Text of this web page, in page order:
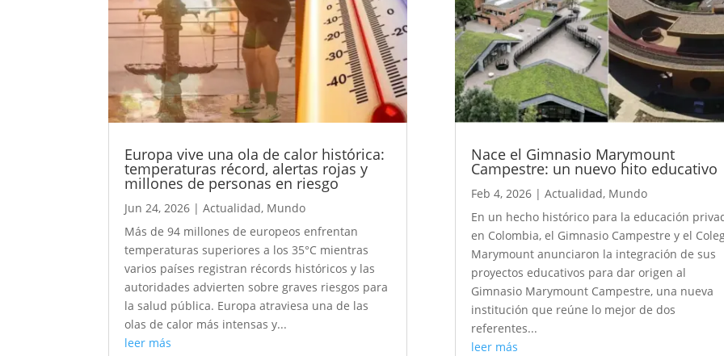
Europa vive una ola de calor histórica:
temperaturas récord, alertas rojas y
millones de personas en riesgo
Jun 24, 2026 |Actualidad, Mundo
Más de 94 millones de europeos enfrentan
temperaturas superiores a los 35°C mientras
varios países registran récords históricos y las
autoridades advierten sobre graves riesgos para
la salud pública. Europa atraviesa una de las
olas de calor más intensas y...
leer más
Nace el Gimnasio Marymount
Campestre: un nuevo hito educativo
Feb 4, 2026 |Actualidad, Mundo
En un hecho histórico para la educación
en Colombia, el Gimnasio Campestre y el
Marymount anunciaron la integración de sus
proyectos educativos para dar origen al
Gimnasio Marymount Campestre, una nueva
institución que reúne lo mejor de dos
referentes...
leer más